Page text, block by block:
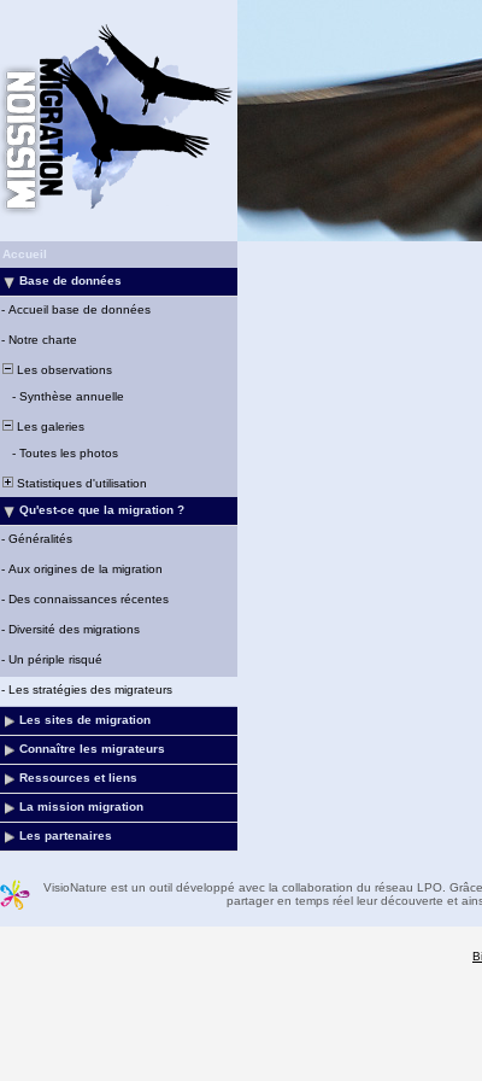
Accueil
Base de données
- Accueil base de données
- Notre charte
Les observations
- Synthèse annuelle
Les galeries
- Toutes les photos
Statistiques d'utilisation
Qu'est-ce que la migration ?
- Généralités
- Aux origines de la migration
- Des connaissances récentes
- Diversité des migrations
- Un périple risqué
- Les stratégies des migrateurs
Les sites de migration
Connaître les migrateurs
Ressources et liens
La mission migration
Les partenaires
VisioNature est un outil développé avec la collaboration du réseau LPO.
partager en temps réel leur découverte et